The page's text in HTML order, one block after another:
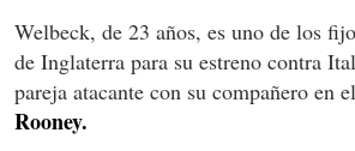
Welbeck, de 23 años, es uno de los
de Inglaterra para su estreno contra
pareja atacante con su compañero en
Rooney.